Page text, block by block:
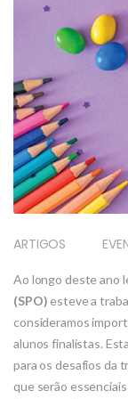
ARTIGOS
Ao longo deste ano
(SPO) esteve a
consideramos
alunos finalistas.
para os desafios da
que serão